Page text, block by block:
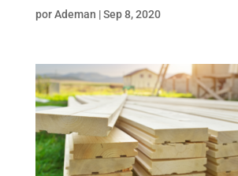
porAdeman |Sep 8, 2020